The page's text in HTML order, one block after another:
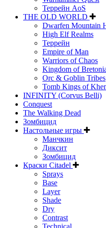
Террейн AoS
THE OLD WORLD
Dwarfen Mountain
High Elf Realms
Террейн
Empire of Man
Warriors of Chaos
Kingdom of
Orc & Goblin Tribes
Tomb Kings of
INFINITY (Corvus Belli)
Conquest
The Walking Dead
Зомбицид
Настольные игры
Манчкин
Диксит
Зомбицид
Краски Citadel
Sprays
Base
Layer
Shade
Dry
Contrast
Technical